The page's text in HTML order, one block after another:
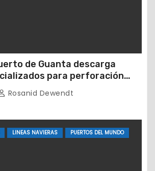
de Guanta descarga
para perforación
Rosanid Dewendt
LINEAS NAVIERAS PUERTOS DEL MUNDO